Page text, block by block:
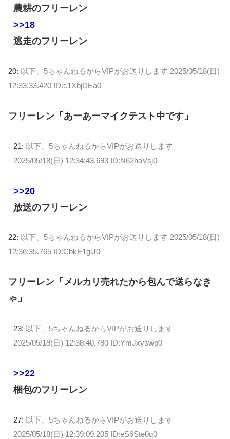
農耕のフリーレン
>>18
逃走のフリーレン
20: 以下、5ちゃんねるからVIPがお送りします 2025/05/18(日)
12:33:33.420 ID:c1XbjDEa0
フリーレン「あーあーマイクテスト中です」
21: 以下、5ちゃんねるからVIPがお送りします
2025/05/18(日) 12:34:43.693 ID:N62haVsj0
>>20
放送のフリーレン
22: 以下、5ちゃんねるからVIPがお送りします 2025/05/18(日)
12:36:35.765 ID:CbkE1giJ0
フリーレン「メルカリ売れたから包んで送らなき
ゃ」
23: 以下、5ちゃんねるからVIPがお送りします
2025/05/18(日) 12:38:40.780 ID:YmJxyswp0
>>22
梱包のフリーレン
27: 以下、5ちゃんねるからVIPがお送りします
2025/05/18(日) 12:39:09.205 ID:eS6Ste0q0